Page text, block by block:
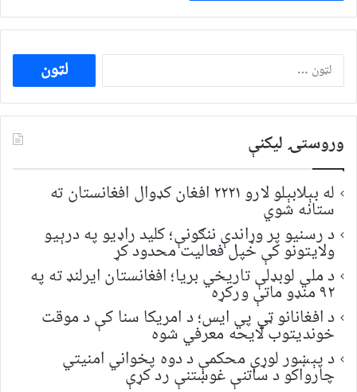
ددی
لپاره
لټون:
وروستۍ ليکنې
له بېلابېلو لارو ۲۲۲۱ افغان کډوال افغانستان ته
ستانه شوي
د رسنیو پر وړاندې ننګونې؛ کلید راډیو په درېیو
ولایتونو کې خپل فعالیت محدود کړ
د ملي لوبډلې تاریخي بریا؛ افغانستان ایرلنډ ته په
۹۲ منډو ماتې ورکړه
د افغانانو ټي پي ایس؛ د امریکا سنا کې د موقت
خونديتوب لایحه معرفي شوه
د پېښور لوړې محکمې د دوه پخواني امنیتي
چارواکو د ساتنې غوښتنې رد کړې